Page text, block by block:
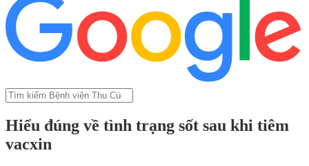
Hiểu đúng về tình trạng sốt sau khi tiêm
vacxin